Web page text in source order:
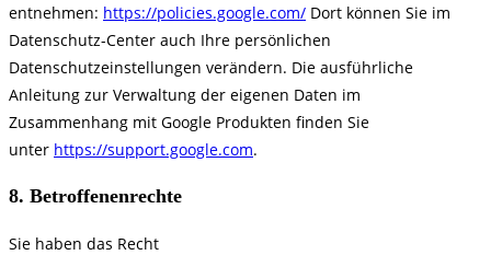
entnehmen: https://policies.google.com/ Dort können Sie im
Datenschutz-Center auch Ihre persönlichen
Datenschutzeinstellungen verändern. Die ausführliche
Anleitung zur Verwaltung der eigenen Daten im
Zusammenhang mit Google Produkten finden Sie
unter https://support.google.com.
8. Betroffenenrechte
Sie haben das Recht